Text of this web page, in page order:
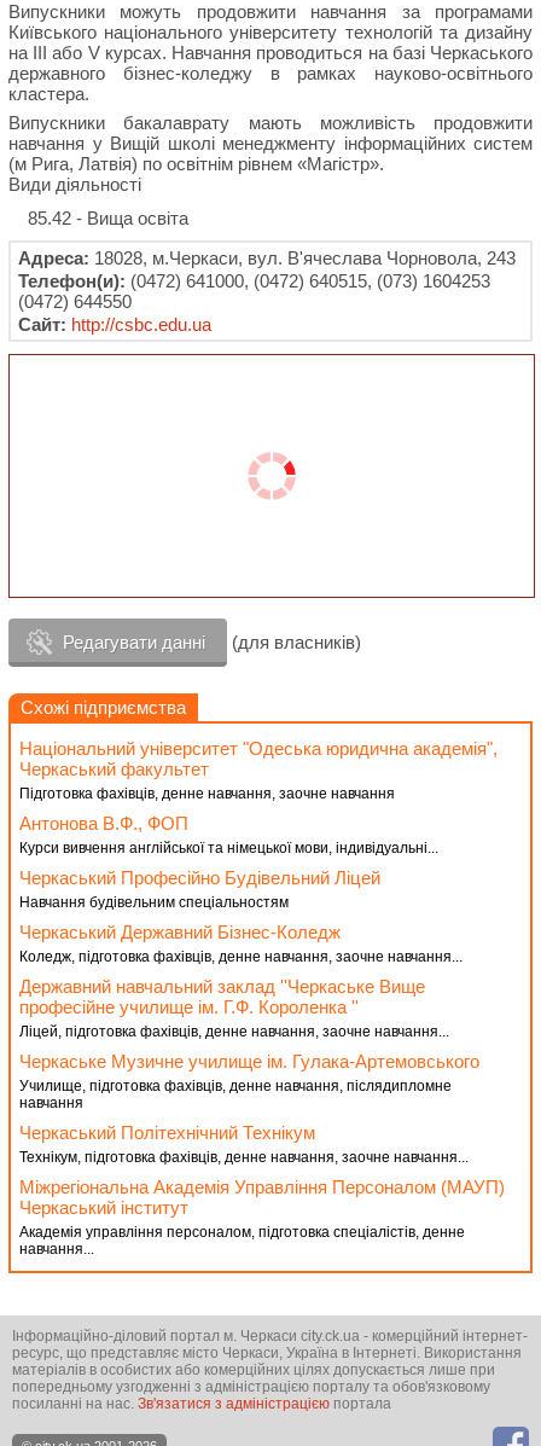
Випускники можуть продовжити навчання за програмами
Київського національного університету технологій та дизайну
на III або V курсах. Навчання проводиться на базі Черкаського
державного бізнес-коледжу в рамках науково-освітнього
кластера.
Випускники бакалаврату мають можливість продовжити
навчання у Вищій школі менеджменту інформаційних систем
(м Рига, Латвія) по освітнім рівнем «Магістр».
Види діяльності
85.42 - Вища освіта
Адреса: 18028, м.Черкаси, вул. В'ячеслава Чорновола, 243
Телефон(и): (0472) 641000, (0472) 640515, (073) 1604253
(0472) 644550
Сайт: http://csbc.edu.ua
Редагувати данні (для власників)
Схожі підприємства
Національний університет "Одеська юридична академія",
Черкаський факультет
Підготовка фахівців, денне навчання, заочне навчання
Антонова В.Ф., ФОП
Курси вивчення англійської та німецької мови, індивідуальні...
Черкаський Професійно Будівельний Ліцей
Навчання будівельним спеціальностям
Черкаський Державний Бізнес-Коледж
Коледж, підготовка фахівців, денне навчання, заочне навчання...
Державний навчальний заклад ''Черкаське Вище
професійне училище ім. Г.Ф. Короленка ''
Ліцей, підготовка фахівців, денне навчання, заочне навчання...
Черкаське Музичне училище ім. Гулака-Артемовського
Училище, підготовка фахівців, денне навчання, післядипломне
навчання
Черкаський Політехнічний Технікум
Технікум, підготовка фахівців, денне навчання, заочне навчання...
Міжрегіональна Академія Управління Персоналом (МАУП)
Черкаський інститут
Академія управління персоналом, підготовка спеціалістів, денне
навчання...
Інформаційно-діловий портал м. Черкаси city.ck.ua - комерційний інтернет-
ресурс, що представляє місто Черкаси, Україна в Інтернеті. Використання
матеріалів в особистих або комерційних цілях допускається лише при
попередньому узгодженні з адміністрацією порталу та обов'язковому
посиланні на нас. Зв'язатися з адміністрацією портала